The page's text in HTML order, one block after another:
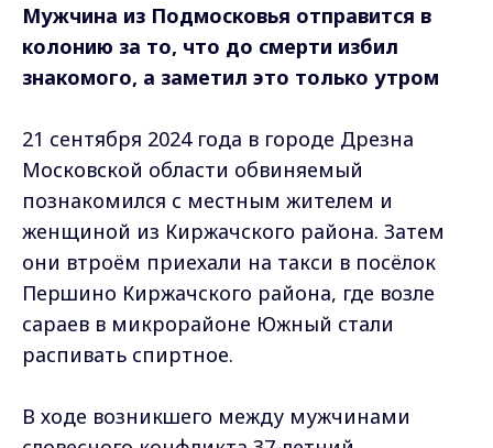
Мужчина из Подмосковья отправится в
колонию за то, что до смерти избил
знакомого, а заметил это только утром
21 сентября 2024 года в городе Дрезна
Московской области обвиняемый
познакомился с местным жителем и
женщиной из Киржачского района. Затем
они втроём приехали на такси в посёлок
Першино Киржачского района, где возле
сараев в микрорайоне Южный стали
распивать спиртное.
В ходе возникшего между мужчинами